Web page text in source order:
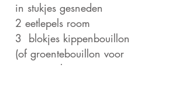
in stukjes gesneden
2 eetlepels room
3 blokjes kippenbouillon
(of groentebouillon voor
vegetarische